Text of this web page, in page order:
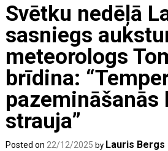
Svētku nedēļā
sasniegs
meteorologs
brīdina:
pazemināšanās
strauja”
Posted on 22/12/2025 by Lauris Bergs